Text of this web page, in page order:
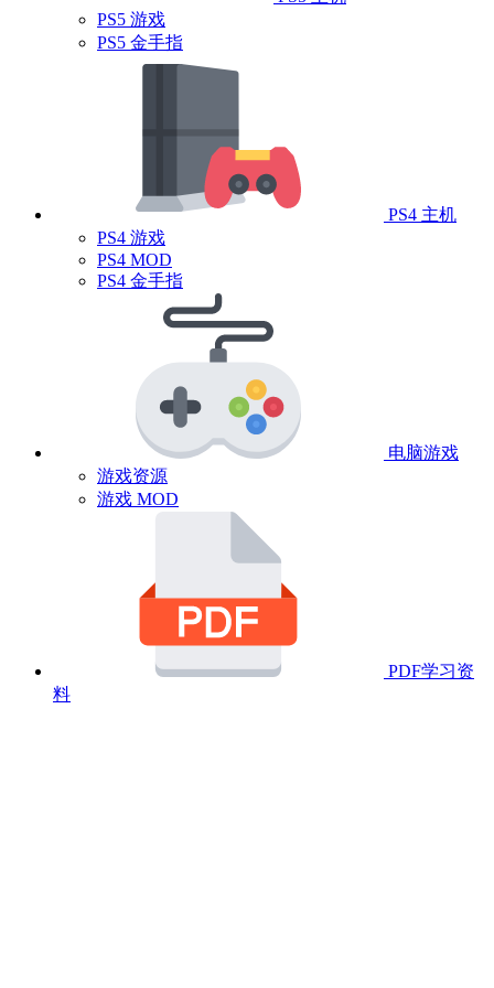
PS5 游戏
PS5 金手指
PS4 主机
PS4 游戏
PS4 MOD
PS4 金手指
电脑游戏
游戏资源
游戏 MOD
PDF学习资
料